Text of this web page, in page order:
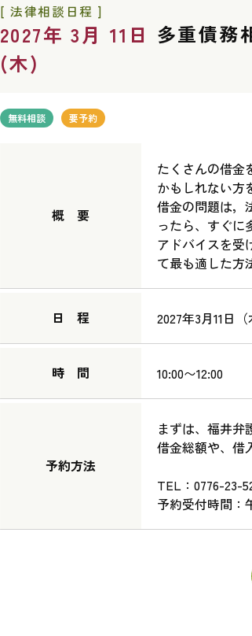
[ 法律相談日程 ]
2027年 3月 11日
(木)
多重債務
無料相談 要予約
概 要
たくさんの借金
かもしれない方
借金の問題は，
ったら、すぐに
アドバイスを受
て最も適した方
日 程 2027年3月11日（
時 間 10:00〜12:00
予約方法
まずは、福井弁
借金総額や、借
TEL：0776-23-
予約受付時間：